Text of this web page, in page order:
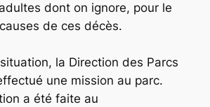
dont on ignore, pour le
de ces décès.
la Direction des Parcs
une mission au parc.
a été faite au